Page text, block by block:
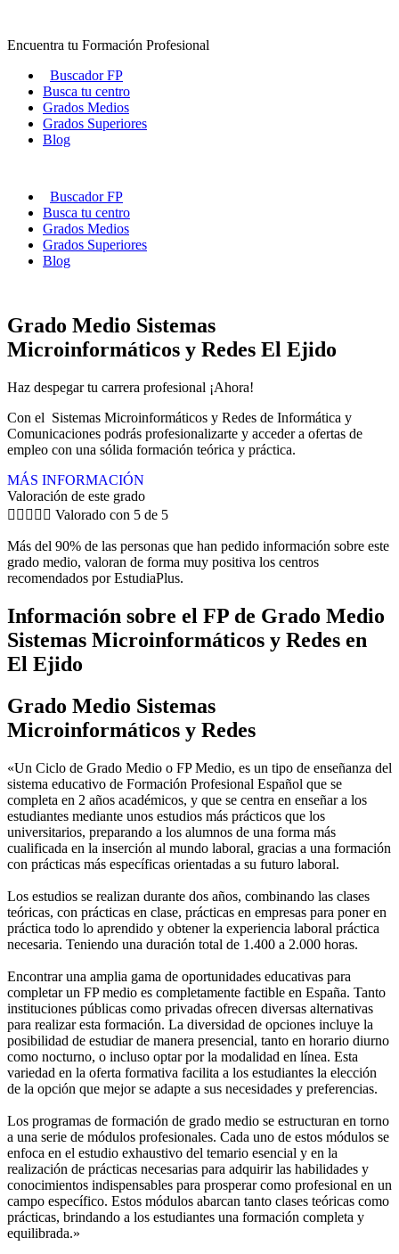
contenido
Encuentra tu Formación Profesional
Buscador FP
Busca tu centro
Grados Medios
Grados Superiores
Blog
Buscador FP
Busca tu centro
Grados Medios
Grados Superiores
Blog
Grado Medio Sistemas
Microinformáticos y Redes El Ejido
Haz despegar tu carrera profesional ¡Ahora!
Con el Sistemas Microinformáticos y Redes de Informática y
Comunicaciones podrás profesionalizarte y acceder a ofertas de
empleo con una sólida formación teórica y práctica.
MÁS INFORMACIÓN
Valoración de este grado
     Valorado con 5 de 5
Más del 90% de las personas que han pedido información sobre este
grado medio, valoran de forma muy positiva los centros
recomendados por EstudiaPlus.
Información sobre el FP de Grado Medio
Sistemas Microinformáticos y Redes en
El Ejido
Grado Medio Sistemas
Microinformáticos y Redes
«Un Ciclo de Grado Medio o FP Medio, es un tipo de enseñanza del
sistema educativo de Formación Profesional Español que se
completa en 2 años académicos, y que se centra en enseñar a los
estudiantes mediante unos estudios más prácticos que los
universitarios, preparando a los alumnos de una forma más
cualificada en la inserción al mundo laboral, gracias a una formación
con prácticas más específicas orientadas a su futuro laboral.
Los estudios se realizan durante dos años, combinando las clases
teóricas, con prácticas en clase, prácticas en empresas para poner en
práctica todo lo aprendido y obtener la experiencia laboral práctica
necesaria. Teniendo una duración total de 1.400 a 2.000 horas.
Encontrar una amplia gama de oportunidades educativas para
completar un FP medio es completamente factible en España. Tanto
instituciones públicas como privadas ofrecen diversas alternativas
para realizar esta formación. La diversidad de opciones incluye la
posibilidad de estudiar de manera presencial, tanto en horario diurno
como nocturno, o incluso optar por la modalidad en línea. Esta
variedad en la oferta formativa facilita a los estudiantes la elección
de la opción que mejor se adapte a sus necesidades y preferencias.
Los programas de formación de grado medio se estructuran en torno
a una serie de módulos profesionales. Cada uno de estos módulos se
enfoca en el estudio exhaustivo del temario esencial y en la
realización de prácticas necesarias para adquirir las habilidades y
conocimientos indispensables para prosperar como profesional en un
campo específico. Estos módulos abarcan tanto clases teóricas como
prácticas, brindando a los estudiantes una formación completa y
equilibrada.»